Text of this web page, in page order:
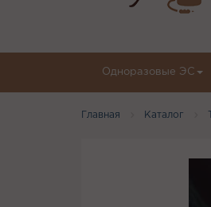
Одноразовые ЭС
Главная Каталог